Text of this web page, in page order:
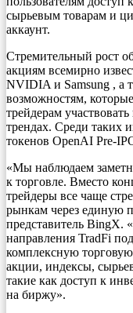
сырьевым товарам и
аккаунт.
Стремительный рост
акциям всемирно
NVIDIA и Samsung , а
возможностям,
трейдерам
трендах. Среди таких
токенов OpenAI Pre-
«Мы наблюдаем
к торговле. Вместо
трейдеры все чаще
рынкам через единую
представитель BingX.
направления TradFi
комплексную
акции, индексы,
такие как доступ к
на биржу».